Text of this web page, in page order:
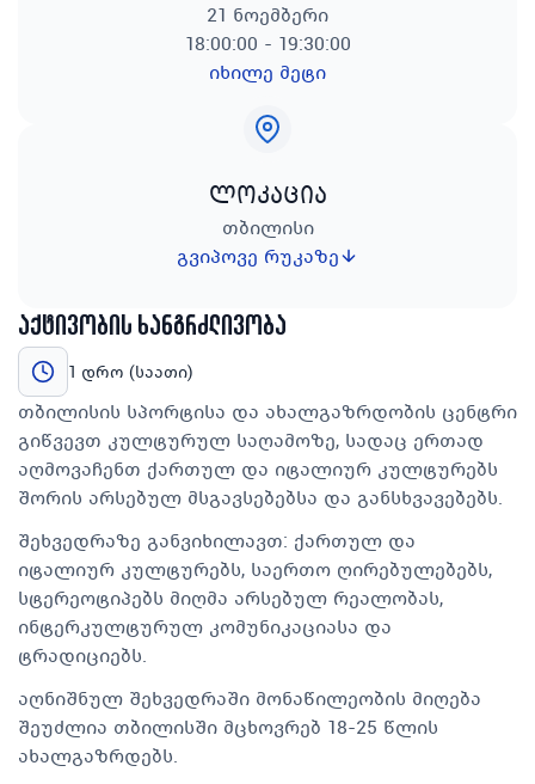
21 ნოემბერი
18:00:00 - 19:30:00
იხილე მეტი
ლოკაცია
თბილისი
გვიპოვე რუკაზე
აქტივობის ხანგრძლივობა
1 დრო (საათი)
თბილისის სპორტისა და ახალგაზრდობის ცენტრი
გიწვევთ კულტურულ საღამოზე, სადაც ერთად
აღმოვაჩენთ ქართულ და იტალიურ კულტურებს
შორის არსებულ მსგავსებებსა და განსხვავებებს.
შეხვედრაზე განვიხილავთ: ქართულ და
იტალიურ კულტურებს, საერთო ღირებულებებს,
სტერეოტიპებს მიღმა არსებულ რეალობას,
ინტერკულტურულ კომუნიკაციასა და
ტრადიციებს.
აღნიშნულ შეხვედრაში მონაწილეობის მიღება
შეუძლია თბილისში მცხოვრებ 18-25 წლის
ახალგაზრდებს.